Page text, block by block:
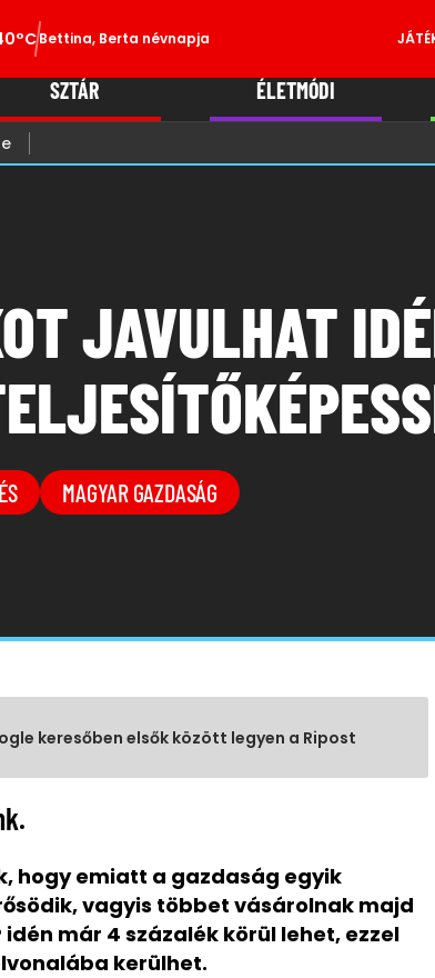
Bettina, Berta névnapja
SZTÁR ÉLETMÓDI
JAVULHAT
MAGYAR GAZDASÁG
keresőben elsők között legyen a Ripost
hogy emiatt a gazdaság egyik
vagyis többet vásárolnak majd
már 4 százalék körül lehet, ezzel
kerülhet.